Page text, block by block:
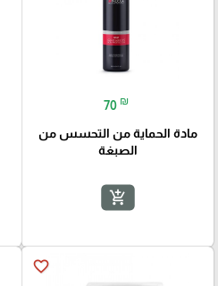
70 ₪
مادة الحماية من التحسس من
الصبغة
add_shopping_cart
favorite_border